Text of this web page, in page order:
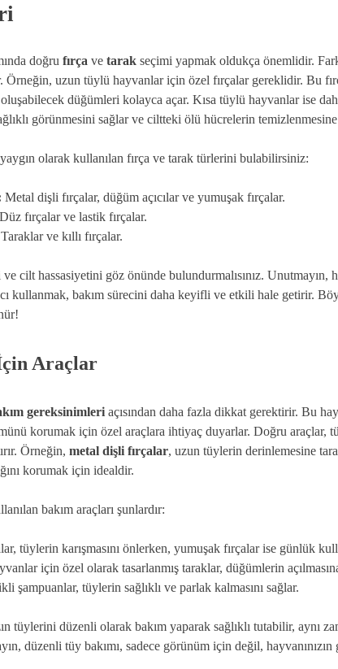
doğru fırça ve tarak seçimi yapmak oldukça önemlidir.
Örneğin, uzun tüylü hayvanlar için özel fırçalar gereklidir. Bu
oluşabilecek düğümleri kolayca açar. Kısa tüylü hayvanlar ise
görünmesini sağlar ve ciltteki ölü hücrelerin temizlenmesine
olarak kullanılan fırça ve tarak türlerini bulabilirsiniz:
Metal dişli fırçalar, düğüm açıcılar ve yumuşak fırçalar.
Düz fırçalar ve lastik fırçalar.
Taraklar ve kıllı fırçalar.
cilt hassasiyetini göz önünde bulundurmalısınız. Unutmayın,
kullanmak, bakım sürecini daha keyifli ve etkili hale getirir.
Araçlar
gereksinimleri açısından daha fazla dikkat gerektirir. Bu
korumak için özel araçlara ihtiyaç duyarlar. Doğru araçlar,
Örneğin, metal dişli fırçalar, uzun tüylerin derinlemesine
korumak için idealdir.
bakım araçları şunlardır:
tüylerin karışmasını önlerken, yumuşak fırçalar ise günlük
için özel olarak tasarlanmış taraklar, düğümlerin
şampuanlar, tüylerin sağlıklı ve parlak kalmasını sağlar.
tüylerini düzenli olarak bakım yaparak sağlıklı tutabilir, aynı
düzenli tüy bakımı, sadece görünüm için değil, hayvanınızın